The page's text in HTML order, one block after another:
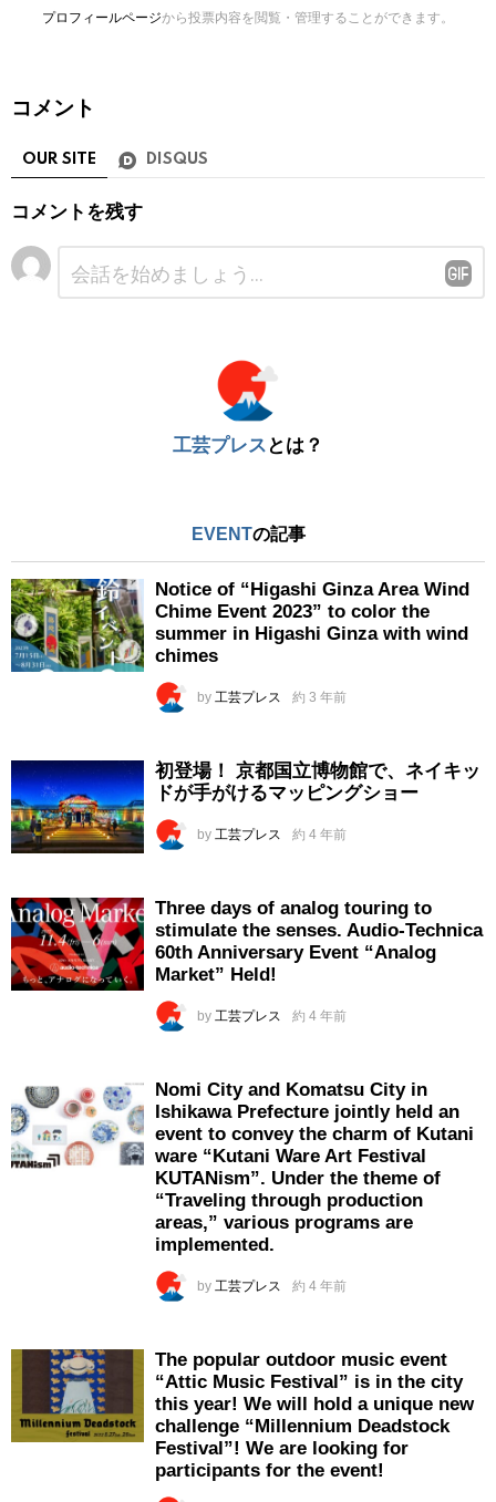
プロフィールページから投票内容を閲覧・管理することができます。
コメント
OUR SITE DISQUS
コメントを残す
工芸プレス とは？
EVENTの記事
Notice of “Higashi Ginza Area Wind
Chime Event 2023” to color the
summer in Higashi Ginza with wind
chimes
by 工芸プレス 約 3 年前
初登場！ 京都国立博物館で、ネイキッ
ドが手がけるマッピングショー
by 工芸プレス 約 4 年前
Three days of analog touring to
stimulate the senses. Audio-Technica
60th Anniversary Event “Analog
Market” Held!
by 工芸プレス 約 4 年前
Nomi City and Komatsu City in
Ishikawa Prefecture jointly held an
event to convey the charm of Kutani
ware “Kutani Ware Art Festival
KUTANism”. Under the theme of
“Traveling through production
areas,” various programs are
implemented.
by 工芸プレス 約 4 年前
The popular outdoor music event
“Attic Music Festival” is in the city
this year! We will hold a unique new
challenge “Millennium Deadstock
Festival”! We are looking for
participants for the event!